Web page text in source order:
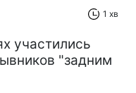
1 хв
участились
"задним